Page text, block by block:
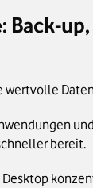
Back-
wertvolle
bereit.